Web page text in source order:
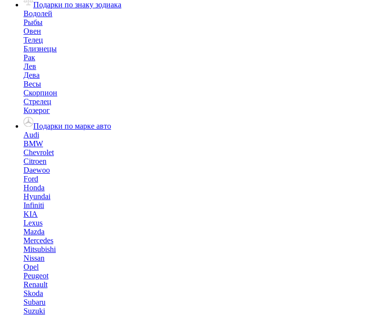
Подарки по знаку зодиака
Водолей
Рыбы
Овен
Телец
Близнецы
Рак
Лев
Дева
Весы
Скорпион
Стрелец
Козерог
Подарки по марке авто
Audi
BMW
Chevrolet
Citroen
Daewoo
Ford
Honda
Hyundai
Infiniti
KIA
Lexus
Mazda
Mercedes
Mitsubishi
Nissan
Opel
Peugeot
Renault
Skoda
Subaru
Suzuki